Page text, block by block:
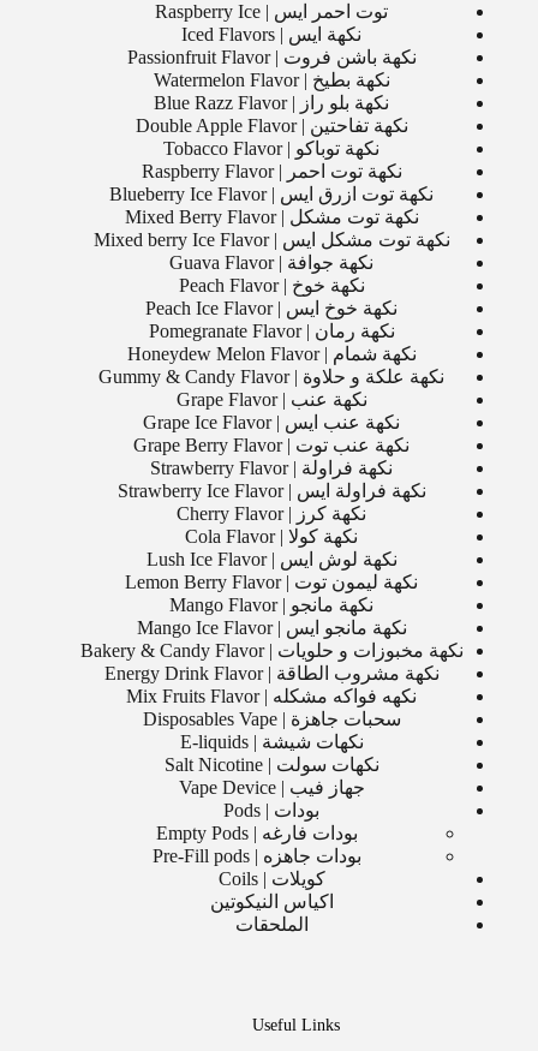
توت احمر ايس | Raspberry Ice
نكهة ايس | Iced Flavors
نكهة باشن فروت | Passionfruit Flavor
نكهة بطيخ | Watermelon Flavor
نكهة بلو راز | Blue Razz Flavor
نكهة تفاحتين | Double Apple Flavor
نكهة توباكو | Tobacco Flavor
نكهة توت احمر | Raspberry Flavor
نكهة توت ازرق ايس | Blueberry Ice Flavor
نكهة توت مشكل | Mixed Berry Flavor
نكهة توت مشكل ايس | Mixed berry Ice Flavor
نكهة جوافة | Guava Flavor
نكهة خوخ | Peach Flavor
نكهة خوخ ايس | Peach Ice Flavor
نكهة رمان | Pomegranate Flavor
نكهة شمام | Honeydew Melon Flavor
نكهة علكة و حلاوة | Gummy & Candy Flavor
نكهة عنب | Grape Flavor
نكهة عنب ايس | Grape Ice Flavor
نكهة عنب توت | Grape Berry Flavor
نكهة فراولة | Strawberry Flavor
نكهة فراولة ايس | Strawberry Ice Flavor
نكهة كرز | Cherry Flavor
نكهة كولا | Cola Flavor
نكهة لوش ايس | Lush Ice Flavor
نكهة ليمون توت | Lemon Berry Flavor
نكهة مانجو | Mango Flavor
نكهة مانجو ايس | Mango Ice Flavor
نكهة مخبوزات و حلويات | Bakery & Candy Flavor
نكهة مشروب الطاقة | Energy Drink Flavor
نكهه فواكه مشكله | Mix Fruits Flavor
سحبات جاهزة | Disposables Vape
نكهات شيشة | E-liquids
نكهات سولت | Salt Nicotine
جهاز فيب | Vape Device
بودات | Pods
بودات فارغه | Empty Pods
بودات جاهزه | Pre-Fill pods
كويلات | Coils
اكياس النيكوتين
الملحقات
Useful Links